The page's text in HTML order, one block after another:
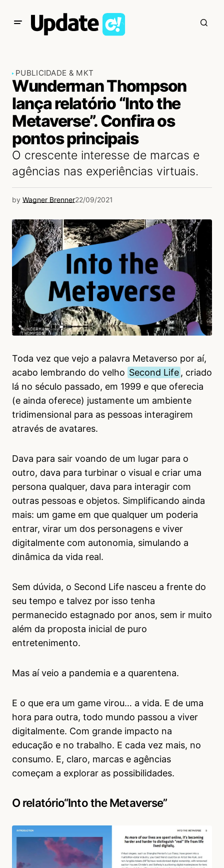
PUBLICIDADE & MKT
Wunderman Thompson
lança relatório “Into the
Metaverse”. Confira os
pontos principais
O crescente interesse de marcas e
agências nas experiências virtuais.
by Wagner Brenner22/09/2021
Toda vez que vejo a palavra Metaverso por aí,
acabo lembrando do velho Second Life , criado
lá no século passado, em 1999 e que oferecia
(e ainda oferece) justamente um ambiente
tridimensional para as pessoas interagirem
através de avatares.
Dava para sair voando de um lugar para o
outro, dava para turbinar o visual e criar uma
persona qualquer, dava para interagir com
outras pessoas e objetos. Simplificando ainda
mais: um game em que qualquer um poderia
entrar, virar um dos personagens e viver
digitalmente com autonomia, simulando a
dinâmica da vida real.
Sem dúvida, o Second Life nasceu a frente do
seu tempo e talvez por isso tenha
permanecido estagnado por anos, sem ir muito
além da proposta inicial de puro
entretenimento.
Mas aí veio a pandemia e a quarentena.
E o que era um game virou… a vida. E de uma
hora para outra, todo mundo passou a viver
digitalmente. Com grande impacto na
educação e no trabalho. E cada vez mais, no
consumo. E, claro, marcas e agências
começam a explorar as possibilidades.
O relatório“Into the Metaverse”